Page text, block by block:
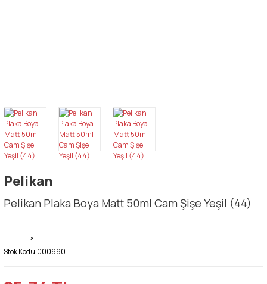
Pelikan
Pelikan Plaka Boya Matt 50ml Cam Şişe Yeşil (44)
Stok Kodu:000990